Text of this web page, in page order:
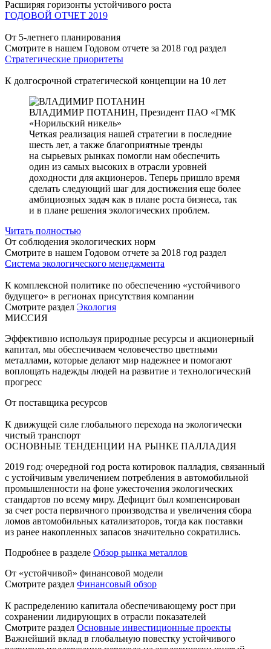
Расширяя горизонты устойчивого роста
ГОДОВОЙ ОТЧЕТ 2019
От 5-летнего планирования
Смотрите в нашем Годовом отчете за 2018 год раздел
Стратегические приоритеты
К долгосрочной стратегической концепции на 10 лет
ВЛАДИМИР ПОТАНИН, Президент ПАО «ГМК
«Норильский никель»
Четкая реализация нашей стратегии в последние
шесть лет, а также благоприятные тренды
на сырьевых рынках помогли нам обеспечить
один из самых высоких в отрасли уровней
доходности для акционеров. Теперь пришло время
сделать следующий шаг для достижения еще более
амбициозных задач как в плане роста бизнеса, так
и в плане решения экологических проблем.
Читать полностью
От соблюдения экологических норм
Смотрите в нашем Годовом отчете за 2018 год раздел
Система экологического менеджмента
К комплексной политике по обеспечению «устойчивого
будущего» в регионах присутствия компании
Смотрите раздел Экология
МИССИЯ
Эффективно используя природные ресурсы и акционерный
капитал, мы обеспечиваем человечество цветными
металлами, которые делают мир надежнее и помогают
воплощать надежды людей на развитие и технологический
прогресс
От поставщика ресурсов
К движущей силе глобального перехода на экологически
чистый транспорт
ОСНОВНЫЕ ТЕНДЕНЦИИ НА РЫНКЕ ПАЛЛАДИЯ
2019 год: очередной год роста котировок палладия, связанный
с устойчивым увеличением потребления в автомобильной
промышленности на фоне ужесточения экологических
стандартов по всему миру. Дефицит был компенсирован
за счет роста первичного производства и увеличения сбора
ломов автомобильных катализаторов, тогда как поставки
из ранее накопленных запасов значительно сократились.
Подробнее в разделе Обзор рынка металлов
От «устойчивой» финансовой модели
Смотрите раздел Финансовый обзор
К распределению капитала обеспечивающему рост при
сохранении лидирующих в отрасли показателей
Смотрите раздел Основные инвестиционные проекты
Важнейший вклад в глобальную повестку устойчивого